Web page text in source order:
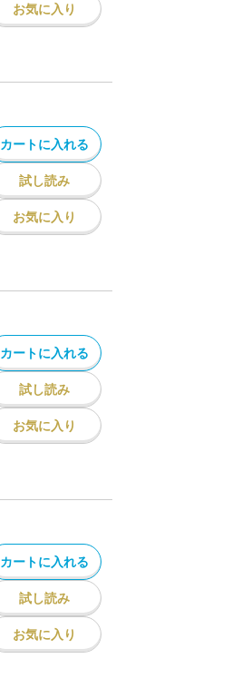
お気に入り
カートに入れる
試し読み
お気に入り
カートに入れる
試し読み
お気に入り
カートに入れる
試し読み
お気に入り